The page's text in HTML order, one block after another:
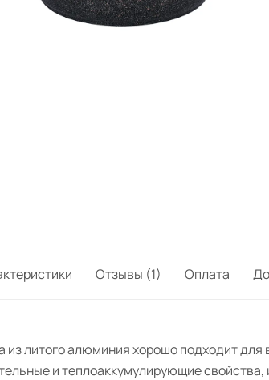
Отзывы (1) Оплата
из литого алюминия хорошо подходит
и теплоаккумулирующие